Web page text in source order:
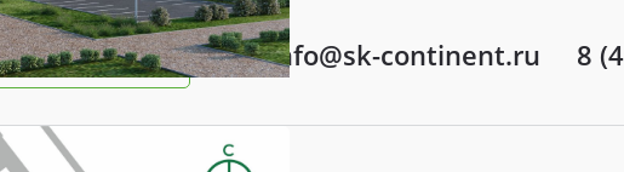
Задать вопрос info@sk-continent.ru 8